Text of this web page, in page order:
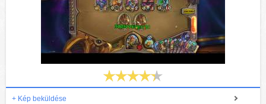
+ Kép beküldése